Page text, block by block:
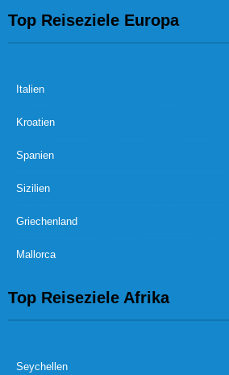
Top Reiseziele Europa
Italien
Kroatien
Spanien
Sizilien
Griechenland
Mallorca
Top Reiseziele Afrika
Seychellen